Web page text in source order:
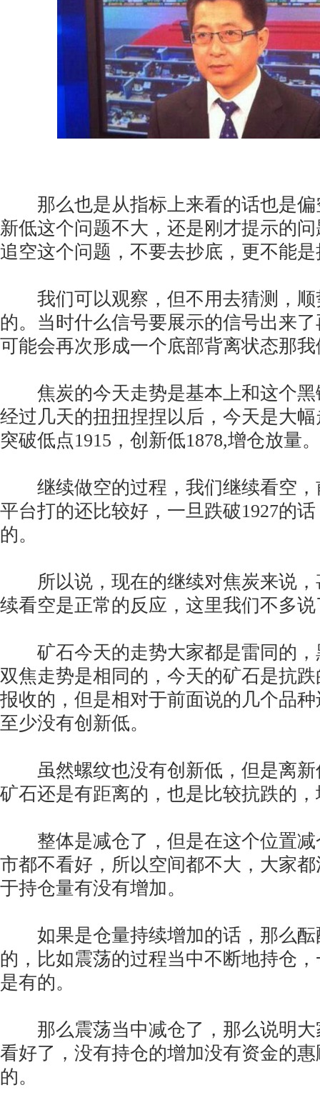
那么也是从指标上来看的话也是偏
新低这个问题不大，还是刚才提示的
追空这个问题，不要去抄底，更不能
我们可以观察，但不用去猜测，顺
的。当时什么信号要展示的信号出来
可能会再次形成一个底部背离状态那
焦炭的今天走势是基本上和这个黑
经过几天的扭扭捏捏以后，今天是大
突破低点1915，创新低1878,增仓放量。
继续做空的过程，我们继续看空，
平台打的还比较好，一旦跌破1927的
的。
所以说，现在的继续对焦炭来说，
续看空是正常的反应，这里我们不多
矿石今天的走势大家都是雷同的，
双焦走势是相同的，今天的矿石是抗
报收的，但是相对于前面说的几个品
至少没有创新低。
虽然螺纹也没有创新低，但是离新
矿石还是有距离的，也是比较抗跌的
整体是减仓了，但是在这个位置减
市都不看好，所以空间都不大，大家
于持仓量有没有增加。
如果是仓量持续增加的话，那么酝
的，比如震荡的过程当中不断地持仓
是有的。
那么震荡当中减仓了，那么说明大
看好了，没有持仓的增加没有资金的
的。